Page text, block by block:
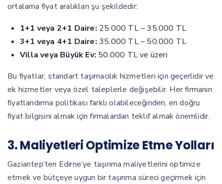
ortalama fiyat aralıkları şu şekildedir:
1+1 veya 2+1 Daire: 25.000 TL – 35.000 TL
3+1 veya 4+1 Daire: 35.000 TL – 50.000 TL
Villa veya Büyük Ev: 50.000 TL ve üzeri
Bu fiyatlar, standart taşımacılık hizmetleri için geçerlidir ve
ek hizmetler veya özel taleplerle değişebilir. Her firmanın
fiyatlandırma politikası farklı olabileceğinden, en doğru
fiyat bilgisini almak için firmalardan teklif almak önemlidir.
3. Maliyetleri Optimize Etme Yolları
Gaziantep’ten Edirne’ye taşınma maliyetlerini optimize
etmek ve bütçeye uygun bir taşınma süreci geçirmek için